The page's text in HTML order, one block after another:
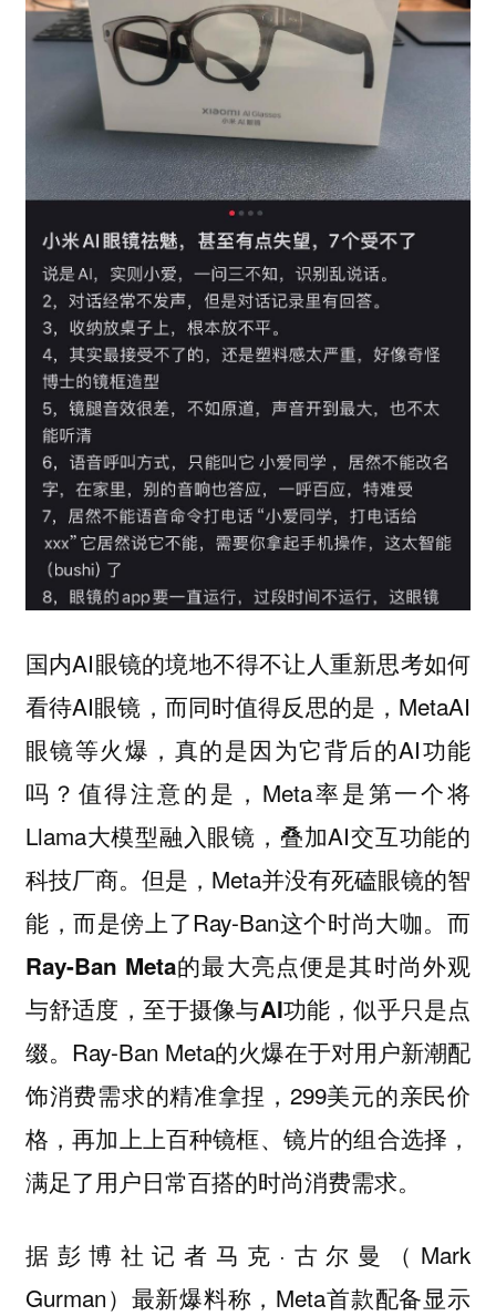
国内AI眼镜的境地不得不让人重新思考如何
看待AI眼镜，而同时值得反思的是，MetaAI
眼镜等火爆，真的是因为它背后的AI功能
吗？值得注意的是，Meta率是第一个将
Llama大模型融入眼镜，叠加AI交互功能的
科技厂商。但是，Meta并没有死磕眼镜的智
能，而是傍上了Ray-Ban这个时尚大咖。而
Ray-Ban Meta的最大亮点便是其时尚外观
与舒适度，至于摄像与AI功能，似乎只是点
缀。 Ray-Ban Meta的火爆在于对用户新潮配
饰消费需求的精准拿捏，299美元的亲民价
格，再加上上百种镜框、镜片的组合选择，
满足了用户日常百搭的时尚消费需求。
据彭博社记者马克·古尔曼（Mark
Gurman）最新爆料称，Meta首款配备显示